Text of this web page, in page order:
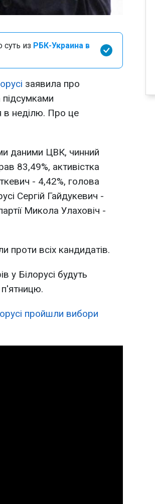
из РБК-Украина в
заявила про
підсумками
в неділю. Про це
даними ЦВК, чинний
83,49%, активістка
- 4,42%, голова
Сергій Гайдукевич -
Микола Улаховіч -
проти всіх кандидатів.
у Білорусі будуть
п'ятницю.
пройшли вибори